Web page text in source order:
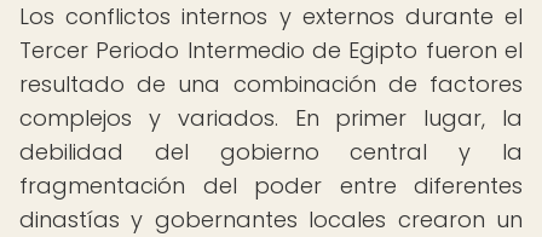
Los conflictos internos y externos durante el
Tercer Periodo Intermedio de Egipto fueron el
resultado de una combinación de factores
complejos y variados. En primer lugar, la
debilidad del gobierno central y la
fragmentación del poder entre diferentes
dinastías y gobernantes locales crearon un